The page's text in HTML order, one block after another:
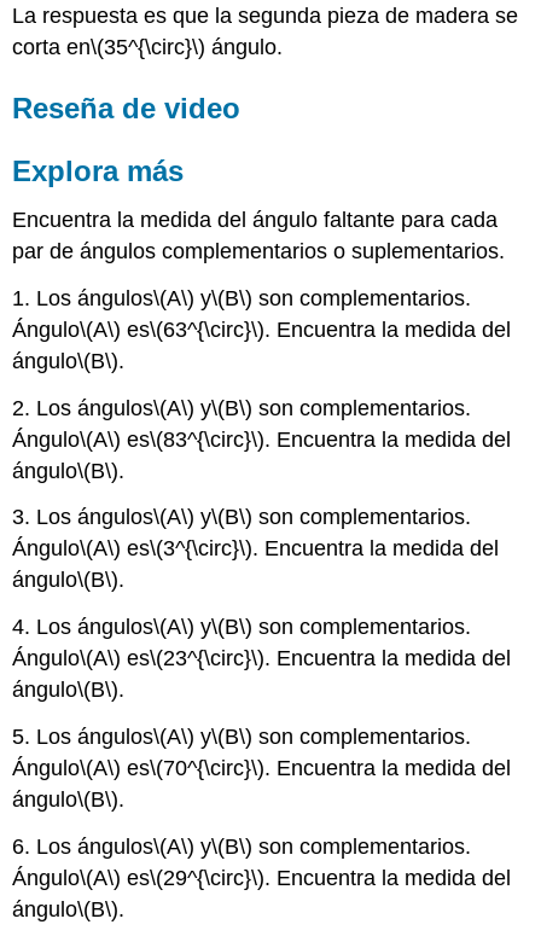
La respuesta es que la segunda pieza de madera se
corta en\(35^{\circ}\) ángulo.
Reseña de video
Explora más
Encuentra la medida del ángulo faltante para cada
par de ángulos complementarios o suplementarios.
1. Los ángulos\(A\) y\(B\) son complementarios.
Ángulo\(A\) es\(63^{\circ}\). Encuentra la medida del
ángulo\(B\).
2. Los ángulos\(A\) y\(B\) son complementarios.
Ángulo\(A\) es\(83^{\circ}\). Encuentra la medida del
ángulo\(B\).
3. Los ángulos\(A\) y\(B\) son complementarios.
Ángulo\(A\) es\(3^{\circ}\). Encuentra la medida del
ángulo\(B\).
4. Los ángulos\(A\) y\(B\) son complementarios.
Ángulo\(A\) es\(23^{\circ}\). Encuentra la medida del
ángulo\(B\).
5. Los ángulos\(A\) y\(B\) son complementarios.
Ángulo\(A\) es\(70^{\circ}\). Encuentra la medida del
ángulo\(B\).
6. Los ángulos\(A\) y\(B\) son complementarios.
Ángulo\(A\) es\(29^{\circ}\). Encuentra la medida del
ángulo\(B\).